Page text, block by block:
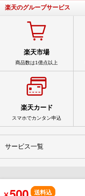
送料込
楽天のグループサービス
楽天市場
商品数は1億点以上
楽天カード
スマホでカンタン申込
サービス一覧